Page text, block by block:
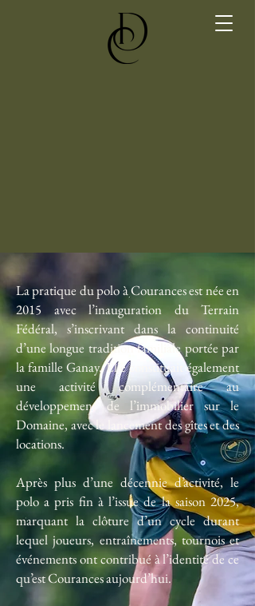
La pratique du polo à Courances est née en
2015 avec l’inauguration du Terrain
Fédéral, s’inscrivant dans la continuité
d’une longue tradition familiale portée par
la famille Ganay. Elle constituait également
une activité complémentaire au
développement de l’immobilier sur le
Domaine, avec le lancement des gîtes et des
locations.
Après plus d’une décennie d’activité, le
polo a pris fin à l’issue de la saison 2025,
marquant la clôture d’un cycle durant
lequel joueurs, entraînements, tournois et
événements ont contribué à l’identité de ce
qu’est Courances aujourd’hui.